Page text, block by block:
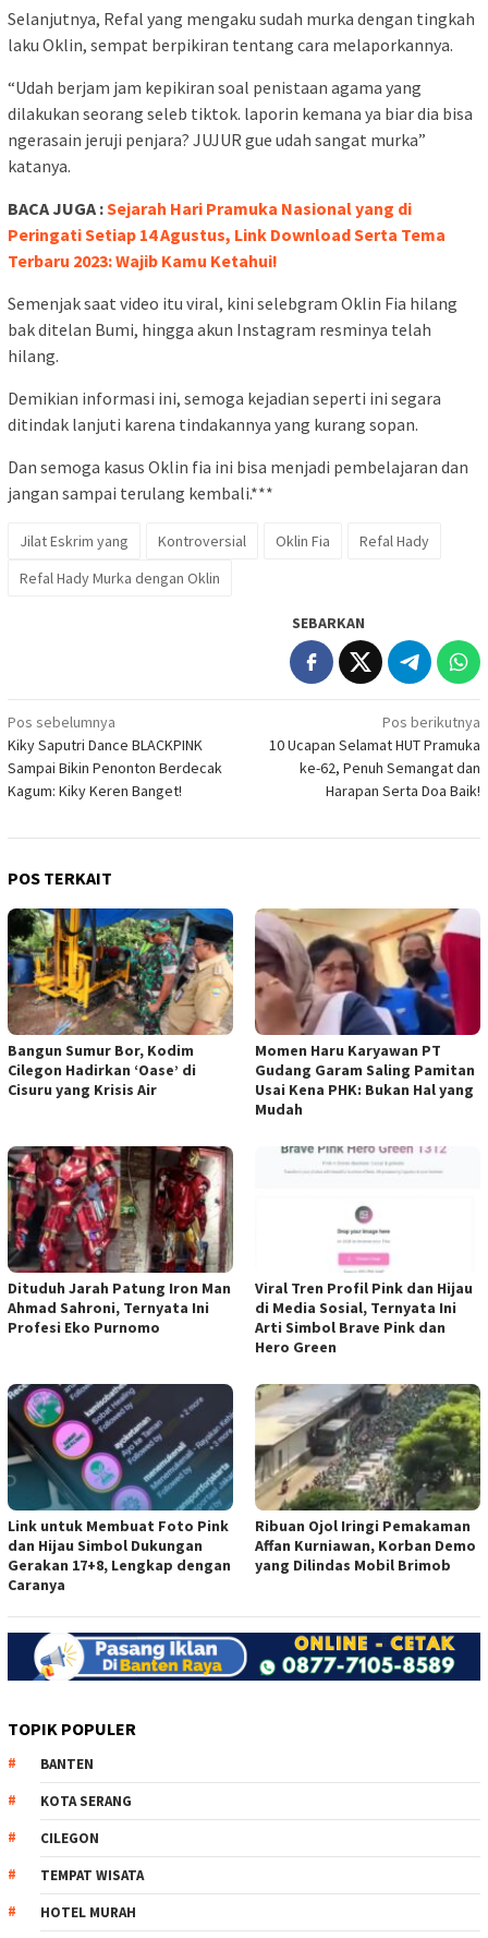
Selanjutnya, Refal yang mengaku sudah murka dengan tingkah
laku Oklin, sempat berpikiran tentang cara melaporkannya.
“Udah berjam jam kepikiran soal penistaan agama yang
dilakukan seorang seleb tiktok. laporin kemana ya biar dia bisa
ngerasain jeruji penjara? JUJUR gue udah sangat murka”
katanya.
BACA JUGA :Sejarah Hari Pramuka Nasional yang di
Peringati Setiap 14 Agustus, Link Download Serta Tema
Terbaru 2023: Wajib Kamu Ketahui!
Semenjak saat video itu viral, kini selebgram Oklin Fia hilang
bak ditelan Bumi, hingga akun Instagram resminya telah
hilang.
Demikian informasi ini, semoga kejadian seperti ini segara
ditindak lanjuti karena tindakannya yang kurang sopan.
Dan semoga kasus Oklin fia ini bisa menjadi pembelajaran dan
jangan sampai terulang kembali.***
Jilat Eskrim yang Kontroversial Oklin Fia
Refal Hady
Refal Hady Murka dengan Oklin
SEBARKAN
Navigasi
pos
Pos sebelumnya
Kiky Saputri Dance BLACKPINK
Sampai Bikin Penonton Berdecak
Kagum: Kiky Keren Banget!
Pos berikutnya
10 Ucapan Selamat HUT Pramuka
ke-62, Penuh Semangat dan
Harapan Serta Doa Baik!
POS TERKAIT
Bangun Sumur Bor, Kodim
Cilegon Hadirkan ‘Oase’ di
Cisuru yang Krisis Air
Momen Haru Karyawan PT
Gudang Garam Saling Pamitan
Usai Kena PHK: Bukan Hal yang
Mudah
Dituduh Jarah Patung Iron Man
Ahmad Sahroni, Ternyata Ini
Profesi Eko Purnomo
Viral Tren Profil Pink dan Hijau
di Media Sosial, Ternyata Ini
Arti Simbol Brave Pink dan
Hero Green
Link untuk Membuat Foto Pink
dan Hijau Simbol Dukungan
Gerakan 17+8, Lengkap dengan
Caranya
Ribuan Ojol Iringi Pemakaman
Affan Kurniawan, Korban Demo
yang Dilindas Mobil Brimob
TOPIK POPULER
BANTEN
KOTA SERANG
CILEGON
TEMPAT WISATA
HOTEL MURAH